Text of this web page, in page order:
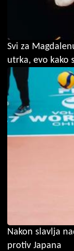
Svi za
utrka, evo kako
Nakon slavlja
protiv Japana